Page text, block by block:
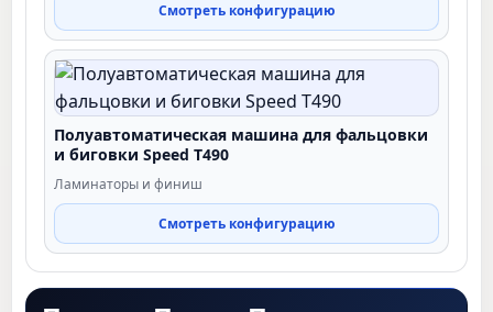
Смотреть конфигурацию
Полуавтоматическая машина для фальцовки
и биговки Speed T490
Ламинаторы и финиш
Смотреть конфигурацию